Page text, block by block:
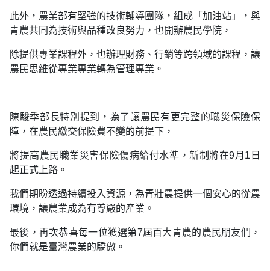
此外，農業部有堅強的技術輔導團隊，組成「加油站」，與
青農共同為技術與品種改良努力，也開辦農民學院，
除提供專業課程外，也辦理財務、行銷等跨領域的課程，讓
農民思維從專業專業轉為管理專業。
陳駿季部長特別提到，為了讓農民有更完整的職災保險保
障，在農民繳交保險費不變的前提下，
將提高農民職業災害保險傷病給付水準，新制將在9月1日
起正式上路。
我們期盼透過持續投入資源，為青壯農提供一個安心的從農
環境，讓農業成為有尊嚴的產業。
最後，再次恭喜每一位獲選第7屆百大青農的農民朋友們，
你們就是臺灣農業的驕傲。